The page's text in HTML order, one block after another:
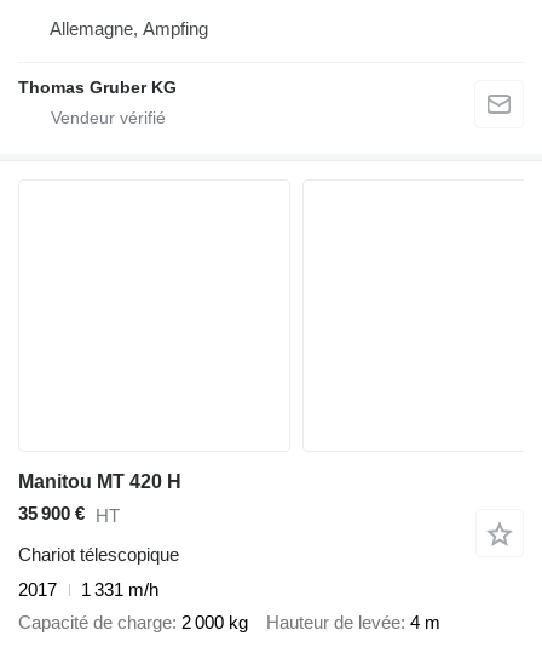
Allemagne, Ampfing
Thomas Gruber KG
Manitou MT 420 H
35 900 € HT
Chariot télescopique
2017
1 331 m/h
Capacité de charge 2 000 kg Hauteur de levée 4 m